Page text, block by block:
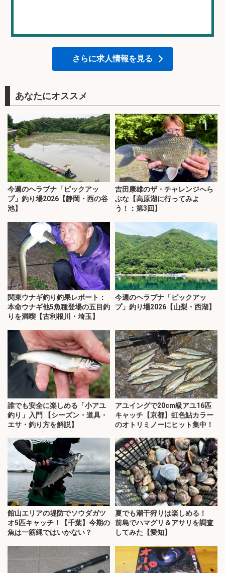
さらに求人情報を見る
あなたにオススメ
今週のヘラブナ「ピックアッ
プ」釣り場2026【静岡・西の谷
池】
吉田康雄のザ・チャレンジへら
ぶな【高原湖に行ってみよ
う！：第3回】
関東ウナギ釣り釣果レポート：
本命ウナギ他5魚種登場の五目釣
りを満喫【古利根川・埼玉】
今週のヘラブナ「ピックアッ
プ」釣り場2026【山梨・西湖】
誰でも安全に楽しめる「小アユ
釣り」入門 【シーズン・道具・
エサ・釣り方を解説】
アユイングで20cm級アユ16匹
キャッチ【京都】虹色鮎カラー
のオトリミノーにヒット集中！
館山エリアの堤防でソウダガツ
オ5匹キャッチ！【千葉】今期の
魚は一筋縄ではいかない？
夏でも潮干狩りは楽しめる！
前島でハマグリ＆アサリを調査
してみた【愛知】